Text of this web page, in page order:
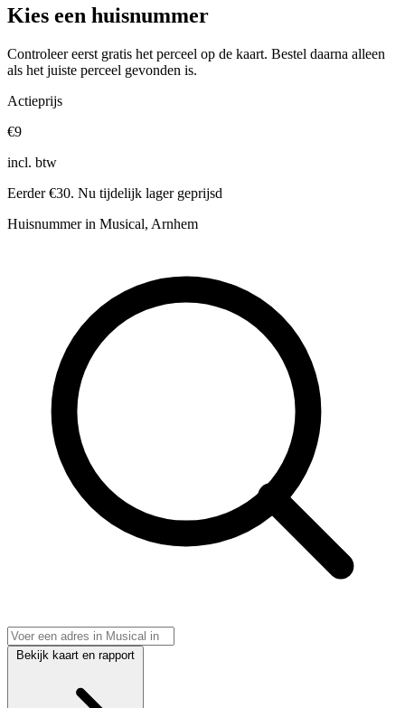
Kies een huisnummer
Controleer eerst gratis het perceel op de kaart. Bestel daarna alleen
als het juiste perceel gevonden is.
Actieprijs
€9
incl. btw
Eerder €30. Nu tijdelijk lager geprijsd
Huisnummer in Musical, Arnhem
Bekijk kaart en rapport